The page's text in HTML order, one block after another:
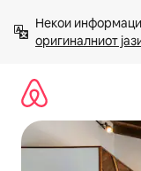
содржина
Некои
оригиналниот